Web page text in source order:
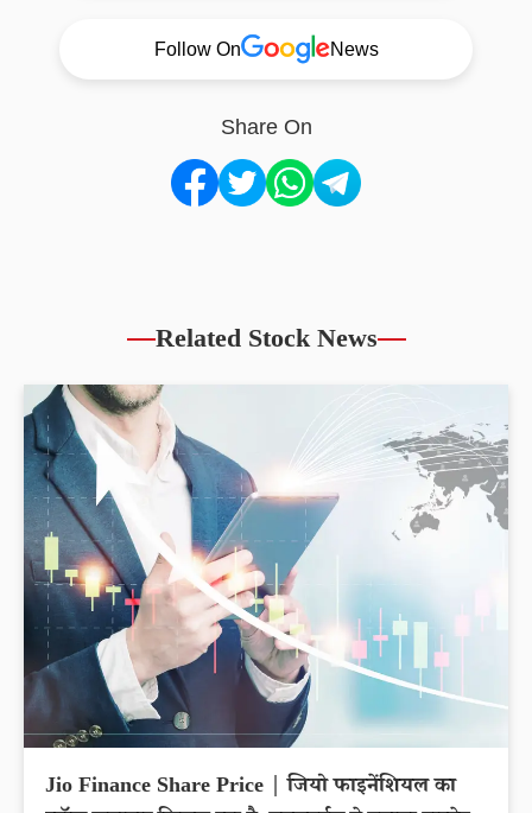
Follow On News
Share On
Related Stock News
Jio Finance Share Price | जियो फाइनेंशियल का